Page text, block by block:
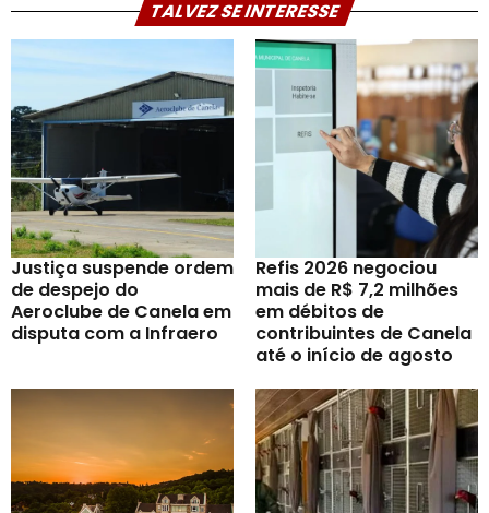
TALVEZ SE INTERESSE
Justiça suspende ordem
de despejo do
Aeroclube de Canela em
disputa com a Infraero
Refis 2026 negociou
mais de R$ 7,2 milhões
em débitos de
contribuintes de Canela
até o início de agosto